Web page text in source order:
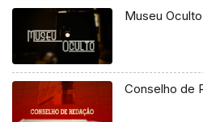
Museu Oculto
Conselho de